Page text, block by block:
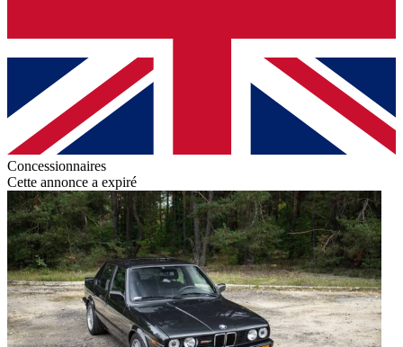
Concessionnaires
Cette annonce a expiré